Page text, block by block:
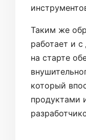
Таким же
работает и
на старте
который
продуктами